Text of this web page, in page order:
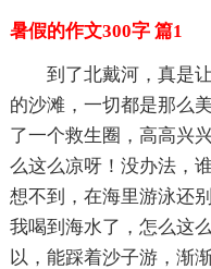
暑假的作文300字 篇1
到了北戴河，真是
的沙滩，一切都是那么
了一个救生圈，高高兴
么这么凉呀！没办法，
想不到，在海里游泳还
我喝到海水了，怎么这
以，能踩着沙子游，渐